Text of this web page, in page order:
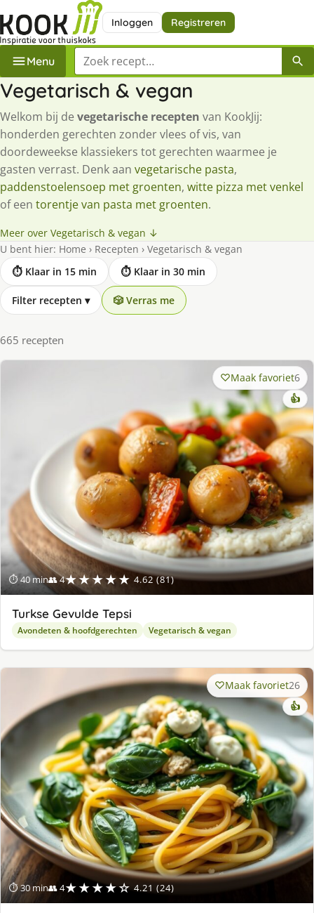
Inloggen Registreren
Menu Zoek een recept
Vegetarisch & vegan
Welkom bij de vegetarische recepten van KookJij:
honderden gerechten zonder vlees of vis, van
doordeweekse klassiekers tot gerechten waarmee je
gasten verrast. Denk aan vegetarische pasta,
paddenstoelensoep met groenten, witte pizza met venkel
of een torentje van pasta met groenten.
Meer over Vegetarisch & vegan ↓
U bent hier: Home › Recepten › Vegetarisch & vegan
⏱ Klaar in 15 min
⏱ Klaar in 30 min
Filter recepten ▾ 🎲 Verras me
665 recepten
⏱ 40 min👥 4★★★★★ 4.62 (81)
Maak favoriet6
👍
Turkse Gevulde Tepsi
Avondeten & hoofdgerechten Vegetarisch & vegan
⏱ 30 min👥 4★★★★☆ 4.21 (24)
Maak favoriet26
👍